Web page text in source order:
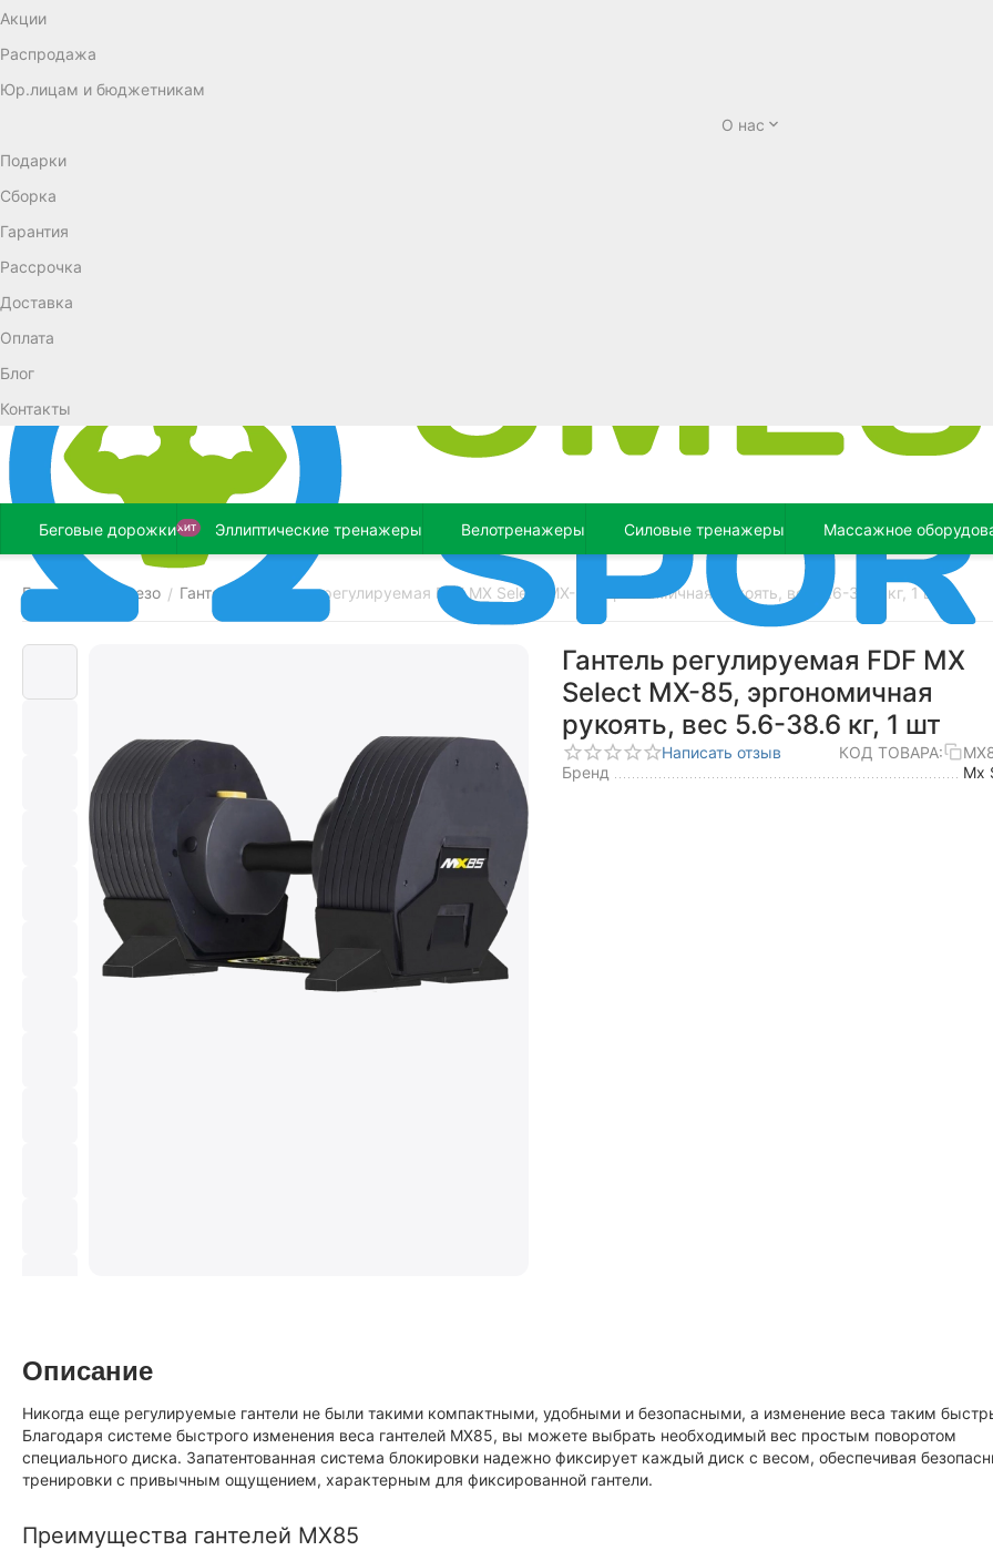
Акции
Распродажа
Юр.лицам и бюджетникам
О нас
Подарки
Сборка
Гарантия
Рассрочка
Доставка
Оплата
Блог
Контакты
Беговые дорожкиХИТ Эллиптические тренажеры Велотренажеры Силовые тренажеры Массажное
Главная Железо / Гантели Гантель регулируемая FDF MX Select MX-85, эргономичная рукоять, вес 5.6-38.6 кг, 1 шт
Гантель регулируемая FDF MX
Select MX-85, эргономичная
рукоять, вес 5.6-38.6 кг, 1 шт
Написать отзыв КОД ТОВАРА:
Бренд
Mx
Описание
Никогда еще регулируемые гантели не были такими компактными, удобными и безопасными, а изменение веса таким
Благодаря системе быстрого изменения веса гантелей MX85, вы можете выбрать необходимый вес простым поворотом
специального диска. Запатентованная система блокировки надежно фиксирует каждый диск с весом, обеспечивая
тренировки с привычным ощущением, характерным для фиксированной гантели.
Преимущества гантелей MX85